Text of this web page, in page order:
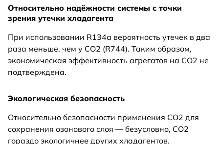
Относительно надёжности системы с точки
зрения утечки хладагента
При использовании R134а вероятность утечек в два
раза меньше, чем у СО2 (R744). Таким образом,
экономическая эффективность агрегатов на СО2 не
подтверждена.
Экологическая безопасность
Относительно безопасности применения СО2 для
сохранения озонового слоя — безусловно, СО2
гораздо экологичнее других хладагентов.